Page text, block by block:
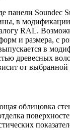
панели Soundec
в
RAL.
и размера, с
в
древесных
от
облицовка